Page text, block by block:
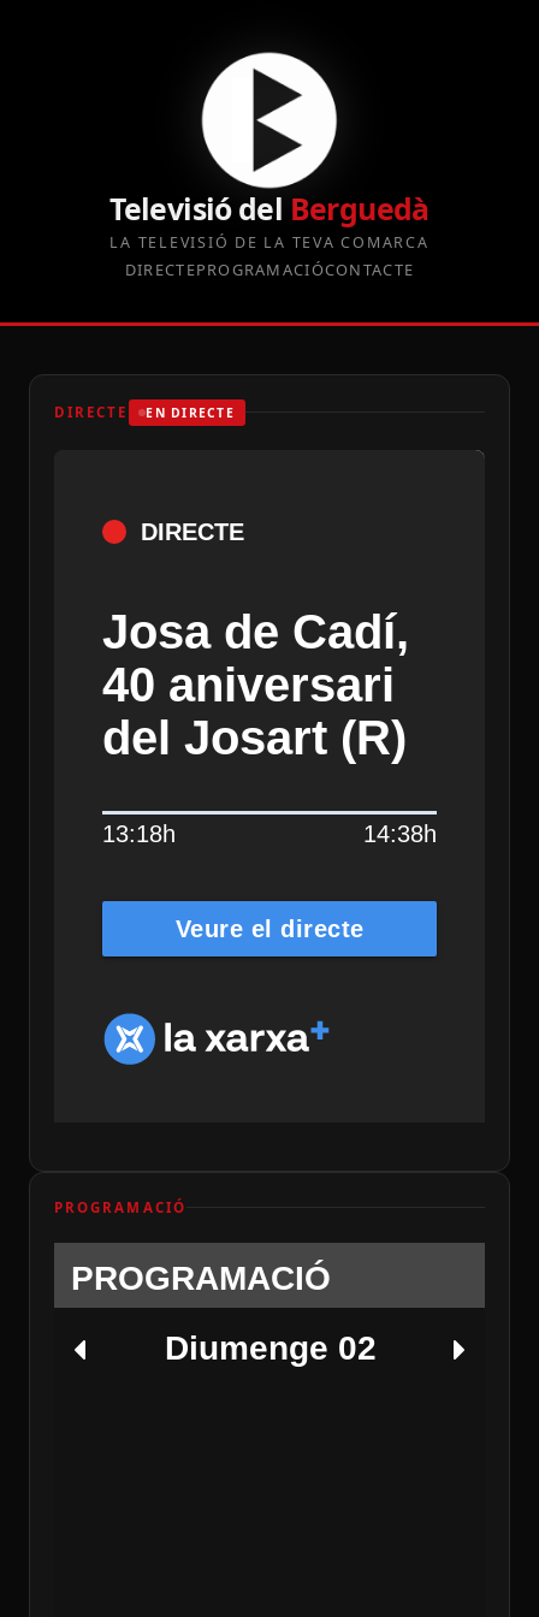
Televisió del Berguedà
LA TELEVISIÓ DE LA TEVA COMARCA
DIRECTEPROGRAMACIÓCONTACTE
DIRECTE EN DIRECTE
DIRECTE
Josa de Cadí,
40 aniversari
del Josart (R)
13:18h 14:38h
Veure el directe
PROGRAMACIÓ
PROGRAMACIÓ
Diumenge 02